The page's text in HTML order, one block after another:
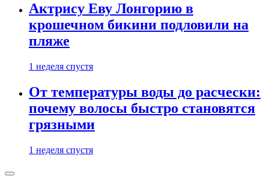
Актрису Еву Лонгорию в
крошечном бикини подловили на
пляже
1 неделя спустя
От температуры воды до расчески:
почему волосы быстро становятся
грязными
1 неделя спустя